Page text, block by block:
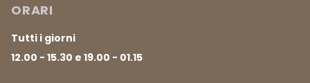
ORARI
Tutti i giorni
12.00 - 15.30 e 19.00 - 01.15